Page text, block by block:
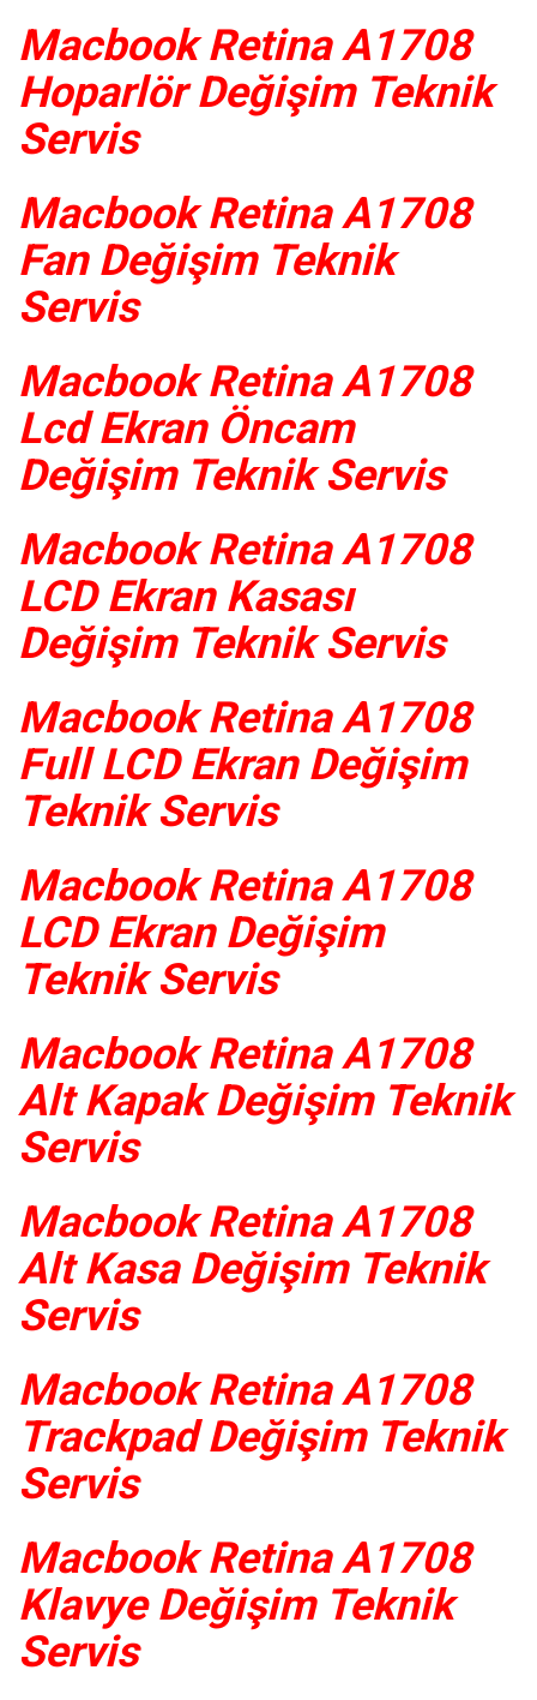
Macbook Retina A1708
Hoparlör Değişim Teknik
Servis
Macbook Retina A1708
Fan Değişim Teknik
Servis
Macbook Retina A1708
Lcd Ekran Öncam
Değişim Teknik Servis
Macbook Retina A1708
LCD Ekran Kasası
Değişim Teknik Servis
Macbook Retina A1708
Full LCD Ekran Değişim
Teknik Servis
Macbook Retina A1708
LCD Ekran Değişim
Teknik Servis
Macbook Retina A1708
Alt Kapak Değişim Teknik
Servis
Macbook Retina A1708
Alt Kasa Değişim Teknik
Servis
Macbook Retina A1708
Trackpad Değişim Teknik
Servis
Macbook Retina A1708
Klavye Değişim Teknik
Servis